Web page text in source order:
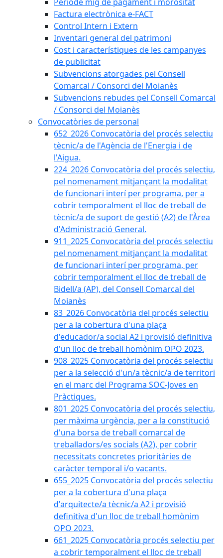
Factura electrònica e-FACT
Control Intern i Extern
Inventari general del patrimoni
Cost i característiques de les campanyes
de publicitat
Subvencions atorgades pel Consell
Comarcal / Consorci del Moianès
Subvencions rebudes pel Consell Comarcal
/ Consorci del Moianès
Convocatòries de personal
652_2026 Convocatòria del procés selectiu
tècnic/a de l'Agència de l'Energia i de
l'Aigua.
224_2026 Convocatòria del procés selectiu,
pel nomenament mitjançant la modalitat
de funcionari interí per programa, per a
cobrir temporalment el lloc de treball de
tècnic/a de suport de gestió (A2) de l'Àrea
d'Administració General.
911_2025 Convocatòria del procés selectiu
pel nomenament mitjançant la modalitat
de funcionari interí per programa, per
cobrir temporalment el lloc de treball de
Bidell/a (AP), del Consell Comarcal del
Moianès
83_2026 Convocatòria del procés selectiu
per a la cobertura d'una plaça
d'educador/a social A2 i provisió definitiva
d'un lloc de treball homònim OPO 2023.
908_2025 Convocatòria del procés selectiu
per a la selecció d'un/a tècnic/a de territori
en el marc del Programa SOC-Joves en
Pràctiques.
801_2025 Convocatòria del procés selectiu,
per màxima urgència, per a la constitució
d'una borsa de treball comarcal de
treballadors/es socials (A2), per cobrir
necessitats concretes prioritàries de
caràcter temporal i/o vacants.
655_2025 Convocatòria del procés selectiu
per a la cobertura d'una plaça
d'arquitecte/a tècnic/a A2 i provisió
definitiva d'un lloc de treball homònim
OPO 2023.
661_2025 Convocatòria procés selectiu per
a cobrir temporalment el lloc de treball